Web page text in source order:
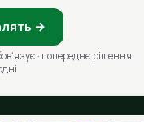
→
· попереднє рішення